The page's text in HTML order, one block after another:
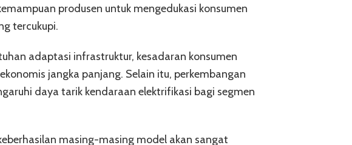
produsen untuk mengedukasi konsumen
tercukupi.
adaptasi infrastruktur, kesadaran konsumen
jangka panjang. Selain itu, perkembangan
daya tarik kendaraan elektrifikasi bagi segmen
masing-masing model akan sangat